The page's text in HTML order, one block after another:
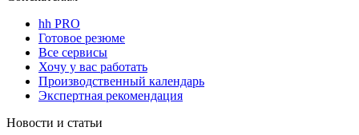
hh PRO
Готовое резюме
Все сервисы
Хочу у вас работать
Производственный календарь
Экспертная рекомендация
Новости и статьи